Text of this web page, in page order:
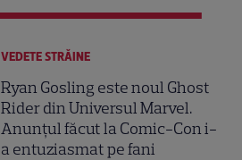
VEDETE STRĂINE
Ryan Gosling este noul Ghost
Rider din Universul Marvel.
Anunțul făcut la Comic-Con i-
a entuziasmat pe fani